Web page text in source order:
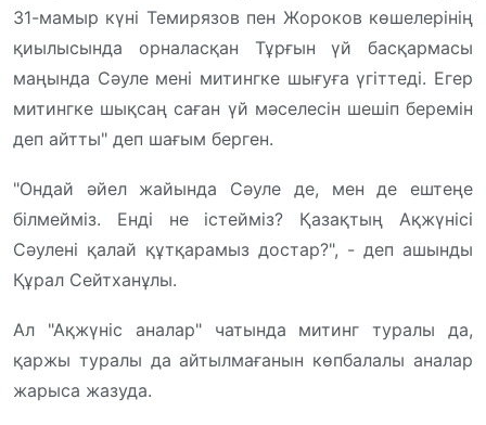
31-мамыр күні Темирязов пен Жороков көшелерінің
қиылысында орналасқан Тұрғын үй басқармасы
маңында Сәуле мені митингке шығуға үгіттеді. Егер
митингке шықсаң саған үй мәселесін шешіп беремін
деп айтты" деп шағым берген.
"Ондай әйел жайында Сәуле де, мен де ештеңе
білмейміз. Енді не істейміз? Қазақтың Ақжүнісі
Сәулені қалай құтқарамыз достар?", - деп ашынды
Құрал Сейтханұлы.
Ал "Ақжүніс аналар" чатында митинг туралы да,
қаржы туралы да айтылмағанын көпбалалы аналар
жарыса жазуда.